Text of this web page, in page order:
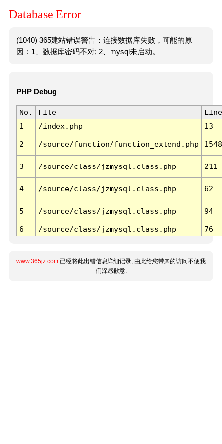
Database Error
(1040) 365建站错误警告：连接数据库失败，可能的原
因：1、数据库密码不对; 2、mysql未启动。
PHP Debug
No. File
Line
1
/index.php 13
2 /source/function/function_extend.php 1548
3 /source/class/jzmysql.class.php 211
4 /source/class/jzmysql.class.php 62
5 /source/class/jzmysql.class.php 94
6 /source/class/jzmysql.class.php 76
www.365jz.com 已经将此出错信息详细记录, 由此给您带来的访问不便我
们深感歉意.